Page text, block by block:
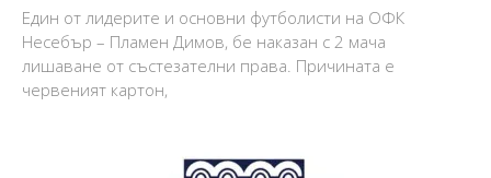
Един от лидерите и основни футболисти на ОФК
Несебър – Пламен Димов, бе наказан с 2 мача
лишаване от състезателни права. Причината е
червеният картон,